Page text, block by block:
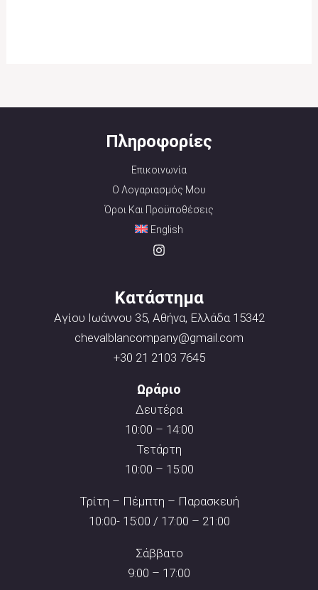
Πληροφορίες
Επικοινωνία
Ο Λογαριασμός Μου
Όροι Και Προϋποθέσεις
English
Κατάστημα
Αγίου Ιωάννου 35, Αθήνα, Ελλάδα 15342
chevalblancompany@gmail.com
+30 21 2103 7645
Ωράριο
Δευτέρα
10:00 – 14:00
Τετάρτη
10:00 – 15:00
Τρίτη – Πέμπτη – Παρασκευή
10:00- 15:00 / 17:00 – 21:00
Σάββατο
9:00 – 17:00